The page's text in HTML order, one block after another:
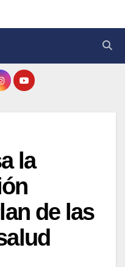
la
de las